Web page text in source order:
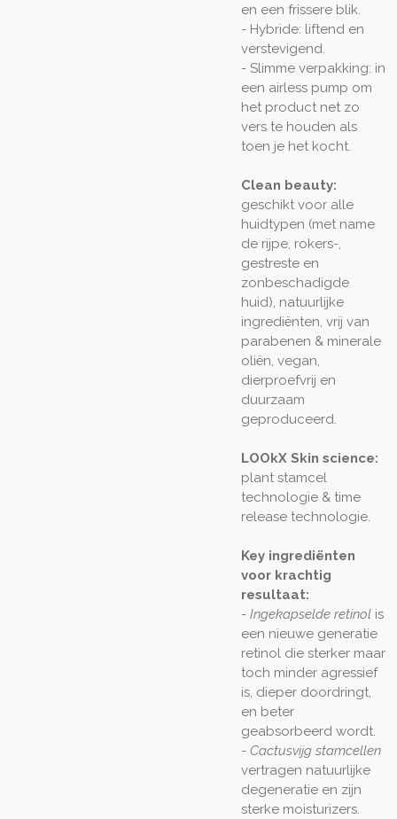
en een frissere blik.
- Hybride: liftend en
verstevigend.
- Slimme verpakking: in
een airless pump om
het product net zo
vers te houden als
toen je het kocht.
Clean beauty:
geschikt voor alle
huidtypen (met name
de rijpe, rokers-,
gestreste en
zonbeschadigde
huid), natuurlijke
ingrediënten, vrij van
parabenen & minerale
oliën, vegan,
dierproefvrij en
duurzaam
geproduceerd.
LOOkX Skin science:
plant stamcel
technologie & time
release technologie.
Key ingrediënten
voor krachtig
resultaat:
-Ingekapselde retinolis
een nieuwe generatie
retinol die sterker maar
toch minder agressief
is, dieper doordringt,
en beter
geabsorbeerd wordt.
- Cactusvijg stamcellen
vertragen natuurlijke
degeneratie en zijn
sterke moisturizers.